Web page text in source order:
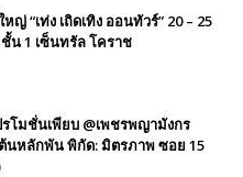
ญ่ “เท่ง เถิดเทิง ออนทัวร์” 20 – 25
น 1 เซ็นทรัล โคราช
โมชั่นเพียบ @เพชรพญามังกร
นหลักพัน พิกัด: มิตรภาพ ซอย 15